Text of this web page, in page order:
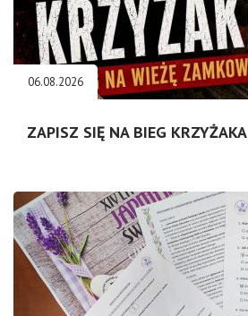
06.08.2026
ZAPISZ SIĘ NA BIEG KRZYŻAKA